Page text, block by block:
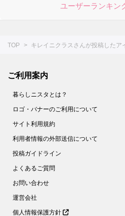
ユーザーランキン
TOP キレイニクラスさんが投稿したア
ご利用案内
暮らしニスタとは？
ロゴ・バナーのご利用について
サイト利用規約
利用者情報の外部送信について
投稿ガイドライン
よくあるご質問
お問い合わせ
運営会社
個人情報保護方針